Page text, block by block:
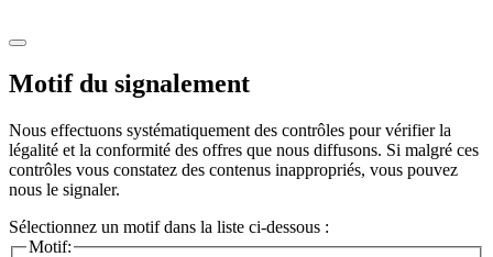
Motif du signalement
Nous effectuons systématiquement des contrôles pour vérifier la
légalité et la conformité des offres que nous diffusons. Si malgré ces
contrôles vous constatez des contenus inappropriés, vous pouvez
nous le signaler.
Sélectionnez un motif dans la liste ci-dessous :
Motif: